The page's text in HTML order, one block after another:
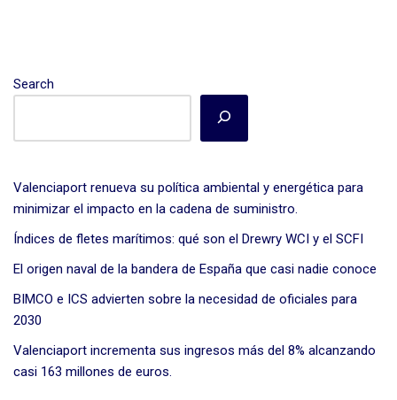
Search
Valenciaport renueva su política ambiental y energética para
minimizar el impacto en la cadena de suministro.
Índices de fletes marítimos: qué son el Drewry WCI y el SCFI
El origen naval de la bandera de España que casi nadie conoce
BIMCO e ICS advierten sobre la necesidad de oficiales para
2030
Valenciaport incrementa sus ingresos más del 8% alcanzando
casi 163 millones de euros.